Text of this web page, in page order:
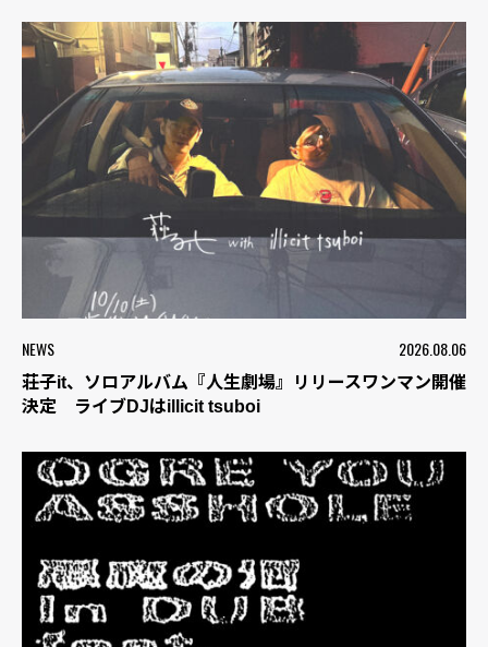
NEWS 2026.08.06
荘子it、ソロアルバム『人生劇場』リリースワンマン開催
決定 ライブDJはillicit tsuboi